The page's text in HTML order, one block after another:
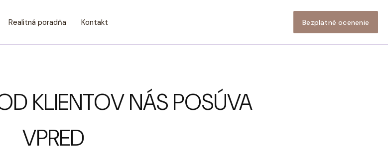
Realitná poradňa Kontakt Bezplatné ocenenie
KLIENTOV NÁS POSÚVA
VPRED